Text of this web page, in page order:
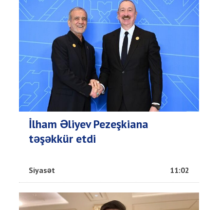
İlham Əliyev Pezeşkiana
təşəkkür etdi
Siyasət 11:02